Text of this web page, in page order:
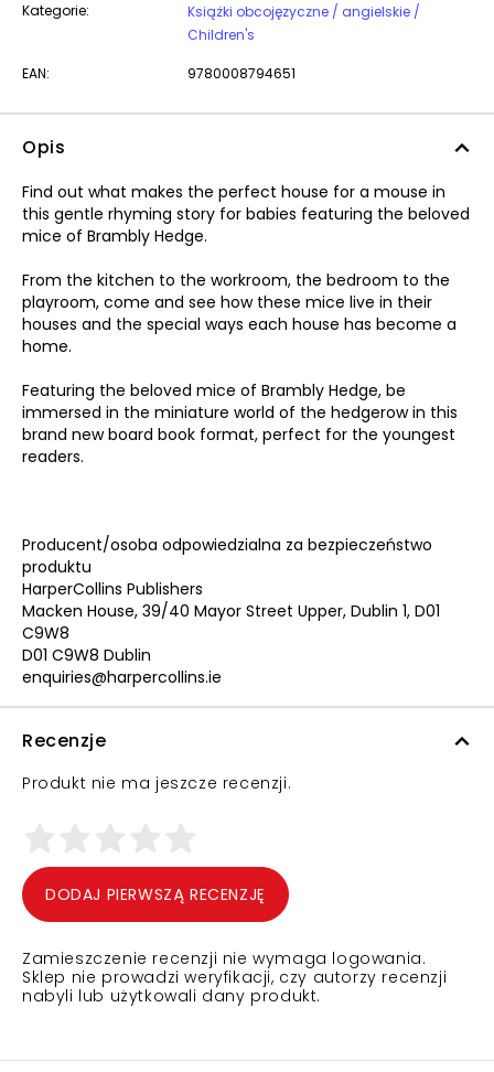
Kategorie:
Książki obcojęzyczne / angielskie /
Children's
EAN: 9780008794651
Opis
Find out what makes the perfect house for a mouse in
this gentle rhyming story for babies featuring the beloved
mice of Brambly Hedge.
From the kitchen to the workroom, the bedroom to the
playroom, come and see how these mice live in their
houses and the special ways each house has become a
home.
Featuring the beloved mice of Brambly Hedge, be
immersed in the miniature world of the hedgerow in this
brand new board book format, perfect for the youngest
readers.
Producent/osoba odpowiedzialna za bezpieczeństwo
produktu
HarperCollins Publishers
Macken House, 39/40 Mayor Street Upper, Dublin 1, D01
C9W8
D01 C9W8 Dublin
enquiries@harpercollins.ie
Recenzje
Produkt nie ma jeszcze recenzji.
DODAJ PIERWSZĄ RECENZJĘ
Zamieszczenie recenzji nie wymaga logowania.
Sklep nie prowadzi weryfikacji, czy autorzy recenzji
nabyli lub użytkowali dany produkt.